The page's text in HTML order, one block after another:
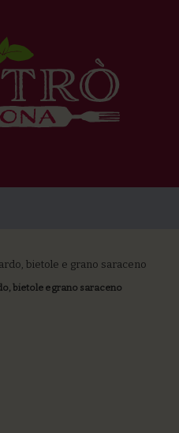
bietole e grano saraceno
bietole e grano saraceno